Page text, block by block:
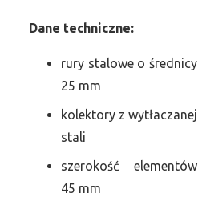
Dane techniczne:
rury stalowe o średnicy
25 mm
kolektory z wytłaczanej
stali
szerokość elementów
45 mm